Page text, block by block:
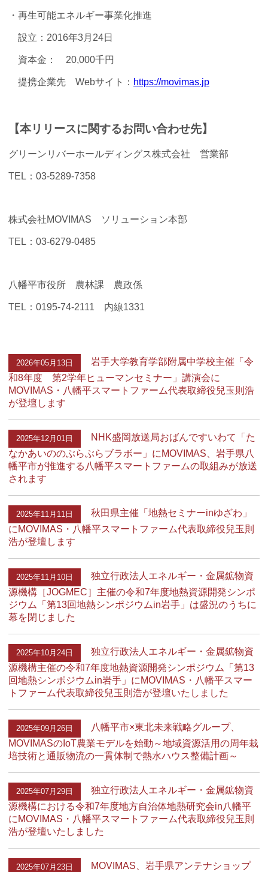
・再生可能エネルギー事業化推進
設立：2016年3月24日
資本金： 20,000千円
提携企業先 Webサイト： https://movimas.jp
【本リリースに関するお問い合わせ先】
グリーンリバーホールディングス株式会社 営業部
TEL：03-5289-7358
株式会社MOVIMAS ソリューション本部
TEL：03-6279-0485
八幡平市役所 農林課 農政係
TEL：0195-74-2111 内線1331
2026年05月13日
岩手大学教育学部附属中学校主催「令
和8年度 第2学年ヒューマンセミナー」講演会に
MOVIMAS・八幡平スマートファーム代表取締役兒玉則浩
が登壇します
2025年12月01日
NHK盛岡放送局おばんですいわて「た
なかあいののぶらぶらブラボー」にMOVIMAS、岩手県八
幡平市が推進する八幡平スマートファームの取組みが放送
されます
2025年11月11日
秋田県主催「地熱セミナーinゆざわ」
にMOVIMAS・八幡平スマートファーム代表取締役兒玉則
浩が登壇します
2025年11月10日
独立行政法人エネルギー・金属鉱物資
源機構［JOGMEC］主催の令和7年度地熱資源開発シンポ
ジウム「第13回地熱シンポジウムin岩手」は盛況のうちに
幕を閉じました
2025年10月24日
独立行政法人エネルギー・金属鉱物資
源機構主催の令和7年度地熱資源開発シンポジウム「第13
回地熱シンポジウムin岩手」にMOVIMAS・八幡平スマー
トファーム代表取締役兒玉則浩が登壇いたしました
2025年09月26日
八幡平市×東北未来戦略グループ、
MOVIMASのIoT農業モデルを始動～地域資源活用の周年栽
培技術と通販物流の一貫体制で熱水ハウス整備計画～
2025年07月29日
独立行政法人エネルギー・金属鉱物資
源機構における令和7年度地方自治体地熱研究会in八幡平
にMOVIMAS・八幡平スマートファーム代表取締役兒玉則
浩が登壇いたしました
2025年07月23日
MOVIMAS、岩手県アンテナショップ